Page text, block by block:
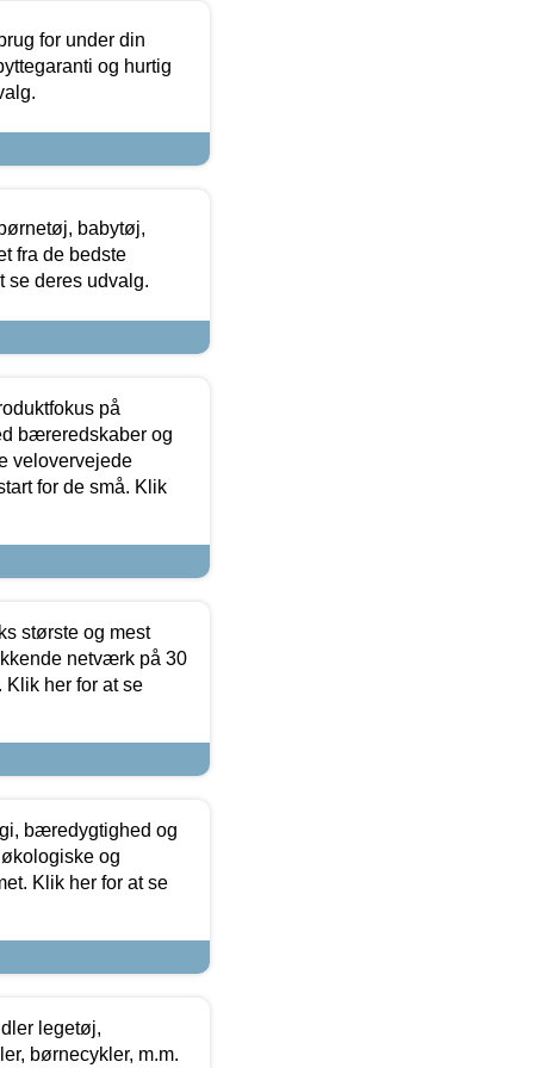
for under din
og hurtig
babytøj,
fra de bedste
se deres udvalg.
på
bæreredskaber og
velovervejede
for de små. Klik
største og mest
netværk på 30
her for at se
bæredygtighed og
og
Klik her for at se
legetøj,
børnecykler, m.m.